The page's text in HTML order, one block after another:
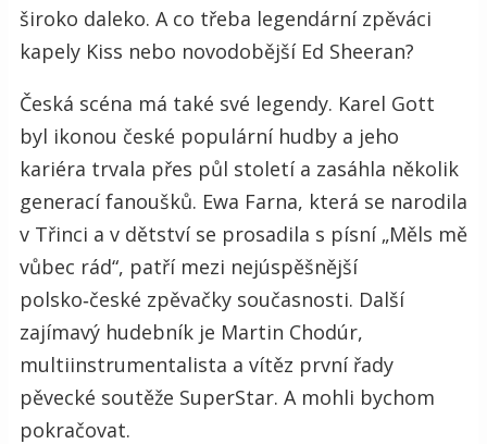
široko daleko. A co třeba legendární zpěváci
kapely Kiss nebo novodobější Ed Sheeran?
Česká scéna má také své legendy. Karel Gott
byl ikonou české populární hudby a jeho
kariéra trvala přes půl století a zasáhla několik
generací fanoušků. Ewa Farna, která se narodila
v Třinci a v dětství se prosadila s písní „Měls mě
vůbec rád“, patří mezi nejúspěšnější
polsko‑české zpěvačky současnosti. Další
zajímavý hudebník je Martin Chodúr,
multiinstrumentalista a vítěz první řady
pěvecké soutěže SuperStar. A mohli bychom
pokračovat.